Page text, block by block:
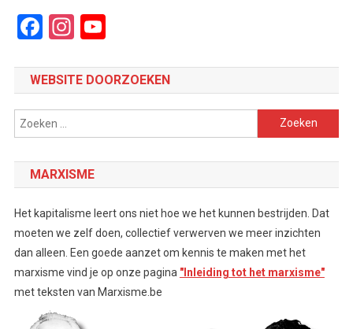
Facebook
Instagram
YouTube
WEBSITE DOORZOEKEN
Zoeken
naar:
MARXISME
Het kapitalisme leert ons niet hoe we het kunnen bestrijden. Dat
moeten we zelf doen, collectief verwerven we meer inzichten
dan alleen. Een goede aanzet om kennis te maken met het
marxisme vind je op onze pagina "Inleiding tot het marxisme"
met teksten van Marxisme.be